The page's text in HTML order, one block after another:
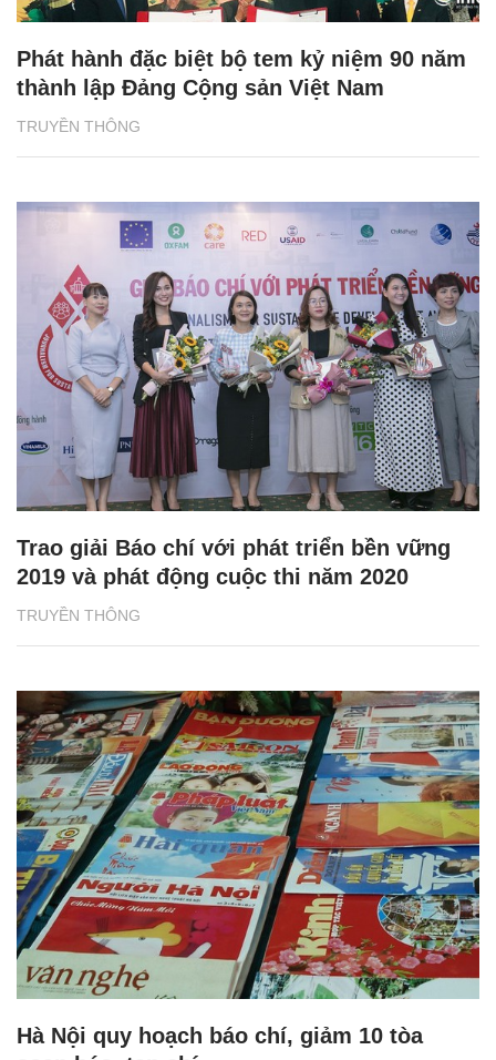
TRUYỀN THÔNG
Phát hành đặc biệt bộ tem kỷ niệm 90 năm
thành lập Đảng Cộng sản Việt Nam
TRUYỀN THÔNG
Trao giải Báo chí với phát triển bền vững
2019 và phát động cuộc thi năm 2020
Hà Nội quy hoạch báo chí, giảm 10 tòa